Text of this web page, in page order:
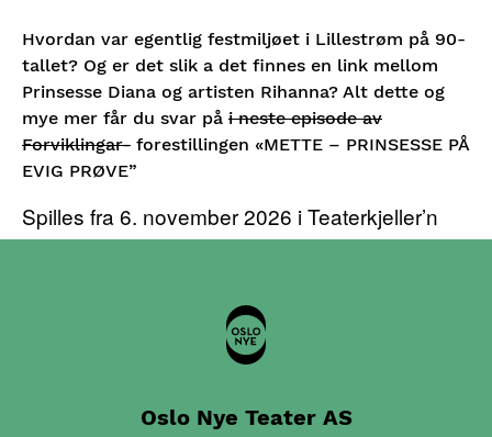
Hvordan var egentlig festmiljøet i Lillestrøm på 90-
tallet? Og er det slik a det finnes en link mellom
Prinsesse Diana og artisten Rihanna? Alt dette og
mye mer får du svar på i neste episode av
Forviklingar- forestillingen «METTE – PRINSESSE PÅ
EVIG PRØVE”
Spilles fra 6. november 2026 i Teaterkjeller’n
Oslo Nye Teater AS